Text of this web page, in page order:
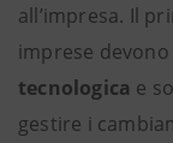
all’impresa. Il
imprese
tecnologica e
gestire i